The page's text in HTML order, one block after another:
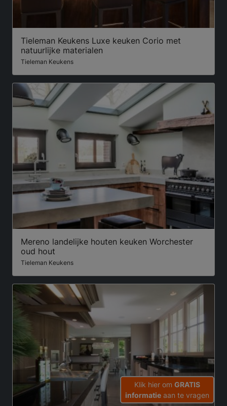
Tieleman Keukens Luxe keuken Corio met
natuurlijke materialen
Tieleman Keukens
Mereno landelijke houten keuken Worchester
oud hout
Tieleman Keukens
Klik hier om GRATIS
informatie aan te vragen